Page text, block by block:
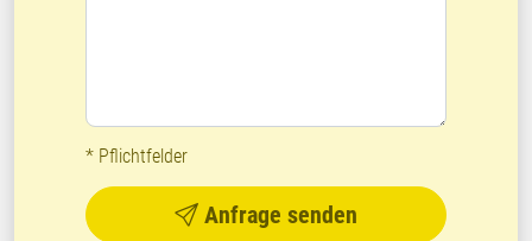
* Pflichtfelder
Anfrage senden